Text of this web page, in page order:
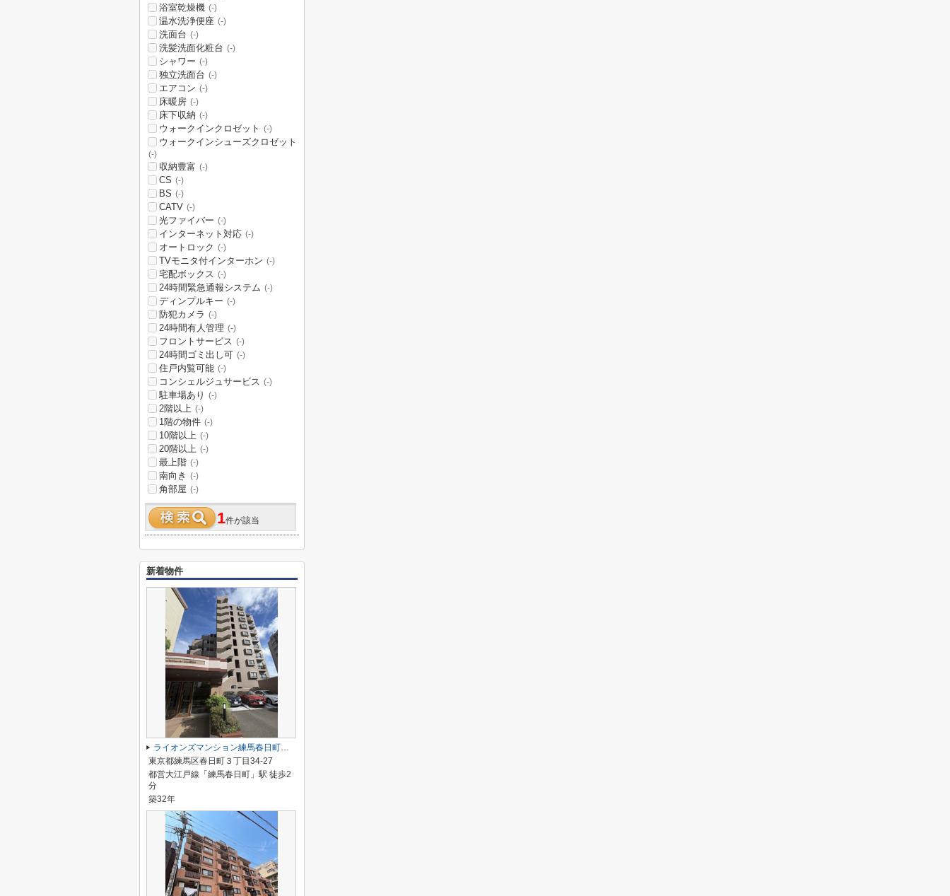
浴室乾燥機 (-)
温水洗浄便座 (-)
洗面台 (-)
洗髪洗面化粧台 (-)
シャワー (-)
独立洗面台 (-)
エアコン (-)
床暖房 (-)
床下収納 (-)
ウォークインクロゼット (-)
ウォークインシューズクロゼット
(-)
収納豊富 (-)
CS (-)
BS (-)
CATV (-)
光ファイバー (-)
インターネット対応 (-)
オートロック (-)
TVモニタ付インターホン (-)
宅配ボックス (-)
24時間緊急通報システム (-)
ディンプルキー (-)
防犯カメラ (-)
24時間有人管理 (-)
フロントサービス (-)
24時間ゴミ出し可 (-)
住戸内覧可能 (-)
コンシェルジュサービス (-)
駐車場あり (-)
2階以上 (-)
1階の物件 (-)
10階以上 (-)
20階以上 (-)
最上階 (-)
南向き (-)
角部屋 (-)
1件が該当
新着物件
ライオンズマンション練馬春日町・鹿島
東京都練馬区春日町３丁目34-27
都営大江戸線「練馬春日町」駅 徒歩2
分
築32年